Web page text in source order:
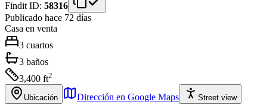
Findit ID: 58316
Publicado hace 72 días
Casa en venta
3 cuartos
3 baños
3,400 ft2
Ubicación Dirección en Google Maps Street view